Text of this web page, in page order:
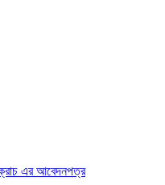
এর আবেদনপত্র